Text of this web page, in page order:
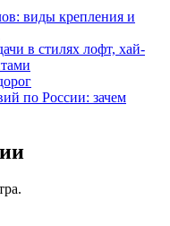
виды крепления и
в стилях лофт, хай-
по России: зачем